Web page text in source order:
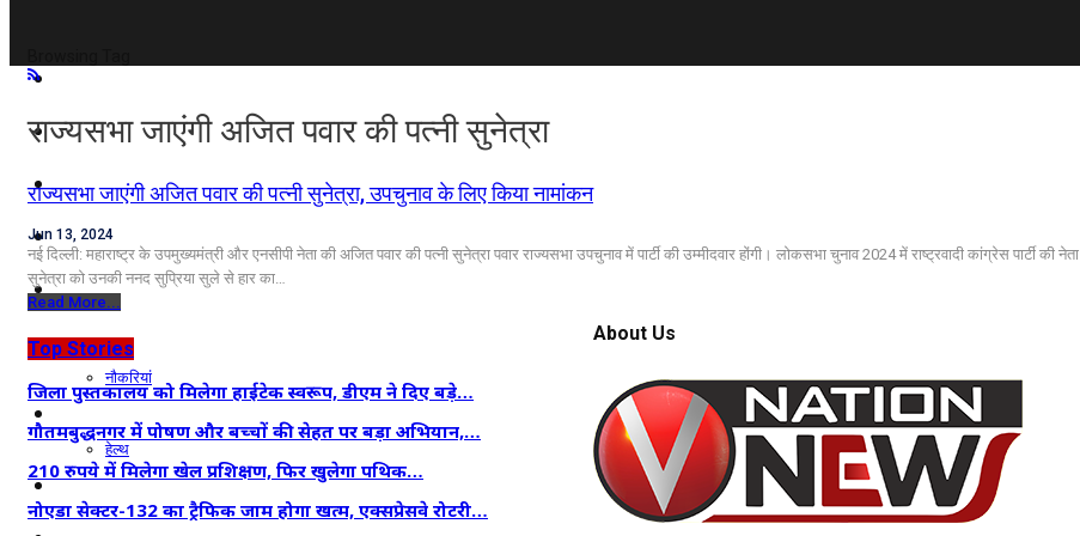
राजनीति
कारोबार
खेल
मनोरंजन
शिक्षा
नौकरियां
हेल्थ
क्राइम
राज्यसभा जाएंगी अजित पवार की पत्नी सुनेत्रा
राज्यसभा जाएंगी अजित पवार की पत्नी सुनेत्रा, उपचुनाव के लिए किया नामांकन
Jun 13, 2024
नई दिल्ली: महाराष्ट्र के उपमुख्यमंत्री और एनसीपी नेता की अजित पवार की पत्नी सुनेत्रा पवार राज्यसभा उपचुनाव में पार्टी की उम्मीदवार होंगी। लोकसभा चुनाव 2024 में राष्ट्रवादी कांग्रेस पार्टी की नेता
सुनेत्रा को उनकी ननद सुप्रिया सुले से हार का…
Read More...
Top Stories
जिला पुस्तकालय को मिलेगा हाईटेक स्वरूप, डीएम ने दिए बड़े…
गौतमबुद्धनगर में पोषण और बच्चों की सेहत पर बड़ा अभियान,…
210 रुपये में मिलेगा खेल प्रशिक्षण, फिर खुलेगा पथिक…
नोएडा सेक्टर-132 का ट्रैफिक जाम होगा खत्म, एक्सप्रेसवे रोटरी…
About Us